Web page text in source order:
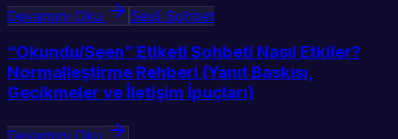
Devamını Oku Sesli Sohbet
“Okundu/Seen” Etiketi Sohbeti Nasıl Etkiler?
Normalleştirme Rehberi (Yanıt Baskısı,
Gecikmeler ve İletişim İpuçları)
Devamını Oku